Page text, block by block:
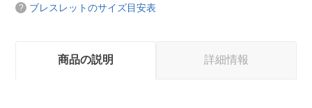
ブレスレットのサイズ目安表
商品の説明 詳細情報